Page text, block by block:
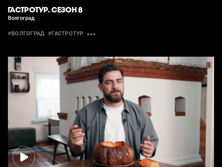
ГАСТРОТУР. СЕЗОН 8
Волгоград
#ВОЛГОГРАД #ГАСТРОТУР